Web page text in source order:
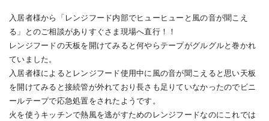
入居者様から「レンジフード内部でヒューヒューと風の音が聞こえ
る」とのご相談がありすぐさま現場へ直行！！
レンジフードの天板を開けてみると何やらテープがグルグルと巻かれ
ていました。
入居者様によるとレンジフード使用中に風の音が聞こえると思い天板
を開けてみると接続管が外れており長さも足りていなかったのでビニ
ールテープで応急処置をされたようです。
火を使うキッチンで熱風を逃がすためのレンジフードなのにこれでは